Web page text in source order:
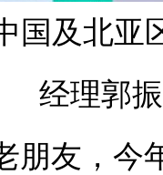
国及北亚
经理郭
朋友，今